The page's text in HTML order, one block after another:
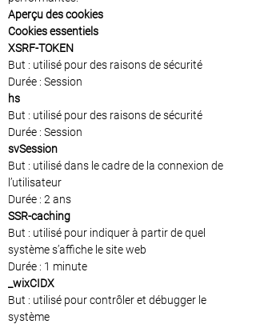
Aperçu des cookies
Cookies essentiels
XSRF-TOKEN
But : utilisé pour des raisons de sécurité
Durée : Session
hs
But : utilisé pour des raisons de sécurité
Durée : Session
svSession
But : utilisé dans le cadre de la connexion de
l’utilisateur
Durée : 2 ans
SSR-caching
But : utilisé pour indiquer à partir de quel
système s’affiche le site web
Durée : 1 minute
_wixCIDX
But : utilisé pour contrôler et débugger le
système